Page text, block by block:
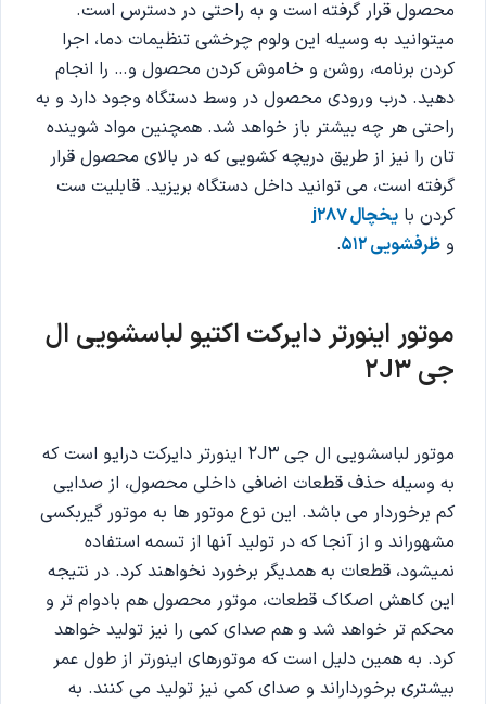
محصول قرار گرفته است و به راحتی در دسترس است.
میتوانید به وسیله این ولوم چرخشی تنظیمات دما، اجرا
کردن برنامه، روشن و خاموش کردن محصول و… را انجام
دهید. درب ورودی محصول در وسط دستگاه وجود دارد و به
راحتی هر چه بیشتر باز خواهد شد. همچنین مواد شوینده
تان را نیز از طریق دریچه کشویی که در بالای محصول قرار
گرفته است، می توانید داخل دستگاه بریزید. قابلیت ست
کردن با یخچال j287
و ظرفشویی ۵۱۲ .
موتور اینورتر دایرکت اکتیو لباسشویی ال
جی 2J3
موتور لباسشویی ال جی 2J3 اینورتر دایرکت درایو است که
به وسیله حذف قطعات اضافی داخلی محصول، از صدایی
کم برخوردار می باشد. این نوع موتور ها به موتور گیربکسی
مشهوراند و از آنجا که در تولید آنها از تسمه استفاده
نمیشود، قطعات به همدیگر برخورد نخواهند کرد. در نتیجه
این کاهش اصکاک قطعات، موتور محصول هم بادوام تر و
محکم تر خواهد شد و هم صدای کمی را نیز تولید خواهد
کرد. به همین دلیل است که موتورهای اینورتر از طول عمر
بیشتری برخورداراند و صدای کمی نیز تولید می کنند. به